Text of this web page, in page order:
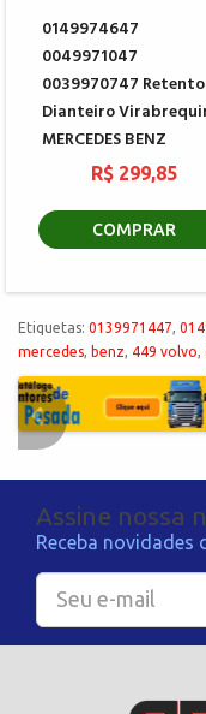
0149974647
0049971047
0039970747
Dianteiro
MERCEDES BENZ
R$ 299,85
COMPRAR
Etiquetas: 0139971447,
mercedes, benz, 449 volvo,
Assine nossa
Receba novidades